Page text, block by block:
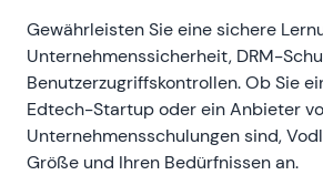
Gewährleisten Sie eine sichere
Unternehmenssicherheit, DRM-
Benutzerzugriffskontrollen. Ob Sie
Edtech-Startup oder ein Anbieter
Unternehmensschulungen sind,
Größe und Ihren Bedürfnissen an.